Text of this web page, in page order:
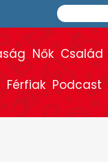
Nők Család
Férfiak Podcast